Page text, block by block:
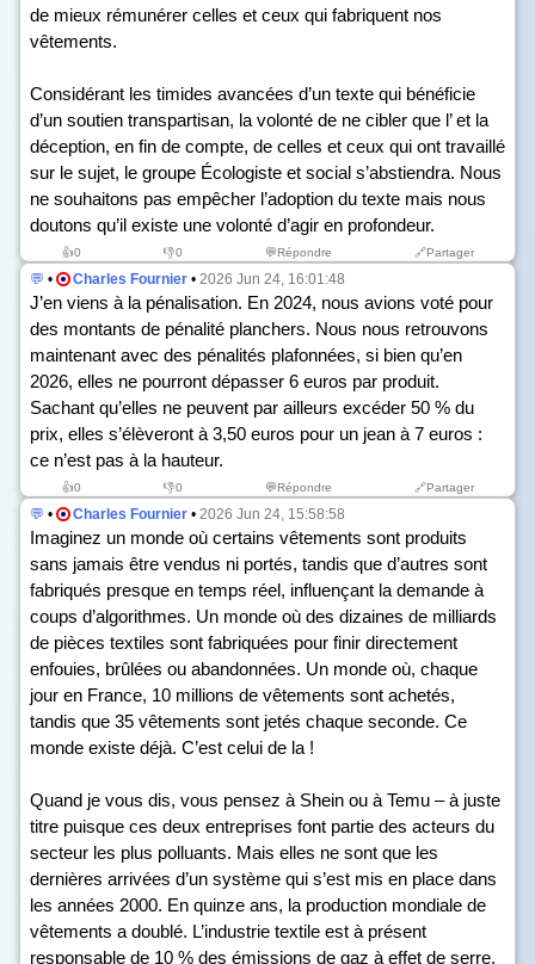
de mieux rémunérer celles et ceux qui fabriquent nos
vêtements.
Considérant les timides avancées d’un texte qui bénéficie
d’un soutien transpartisan, la volonté de ne cibler que l’ et la
déception, en fin de compte, de celles et ceux qui ont travaillé
sur le sujet, le groupe Écologiste et social s’abstiendra. Nous
ne souhaitons pas empêcher l’adoption du texte mais nous
doutons qu’il existe une volonté d’agir en profondeur.
👍0 👎0 💬Répondre 🔗Partager
💬 • Charles Fournier • 2026 Jun 24, 16:01:48
J’en viens à la pénalisation. En 2024, nous avions voté pour
des montants de pénalité planchers. Nous nous retrouvons
maintenant avec des pénalités plafonnées, si bien qu’en
2026, elles ne pourront dépasser 6 euros par produit.
Sachant qu’elles ne peuvent par ailleurs excéder 50 % du
prix, elles s’élèveront à 3,50 euros pour un jean à 7 euros :
ce n’est pas à la hauteur.
👍0 👎0 💬Répondre 🔗Partager
💬 • Charles Fournier • 2026 Jun 24, 15:58:58
Imaginez un monde où certains vêtements sont produits
sans jamais être vendus ni portés, tandis que d’autres sont
fabriqués presque en temps réel, influençant la demande à
coups d’algorithmes. Un monde où des dizaines de milliards
de pièces textiles sont fabriquées pour finir directement
enfouies, brûlées ou abandonnées. Un monde où, chaque
jour en France, 10 millions de vêtements sont achetés,
tandis que 35 vêtements sont jetés chaque seconde. Ce
monde existe déjà. C’est celui de la !
Quand je vous dis, vous pensez à Shein ou à Temu – à juste
titre puisque ces deux entreprises font partie des acteurs du
secteur les plus polluants. Mais elles ne sont que les
dernières arrivées d’un système qui s’est mis en place dans
les années 2000. En quinze ans, la production mondiale de
vêtements a doublé. L’industrie textile est à présent
responsable de 10 % des émissions de gaz à effet de serre.